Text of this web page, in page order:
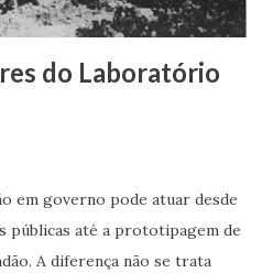
podem sofrer mudan...
do Laboratório
em governo pode atuar desde
públicas até a prototipagem de
A diferença não se trata